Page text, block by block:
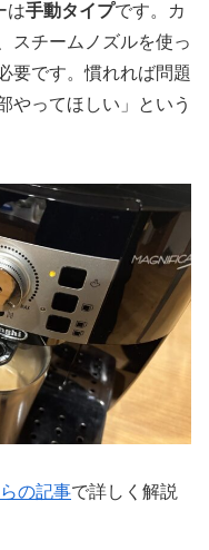
は手動タイプです。カ
スチームノズルを使っ
要です。慣れれば問題
やってほしい」という
の記事で詳しく解説